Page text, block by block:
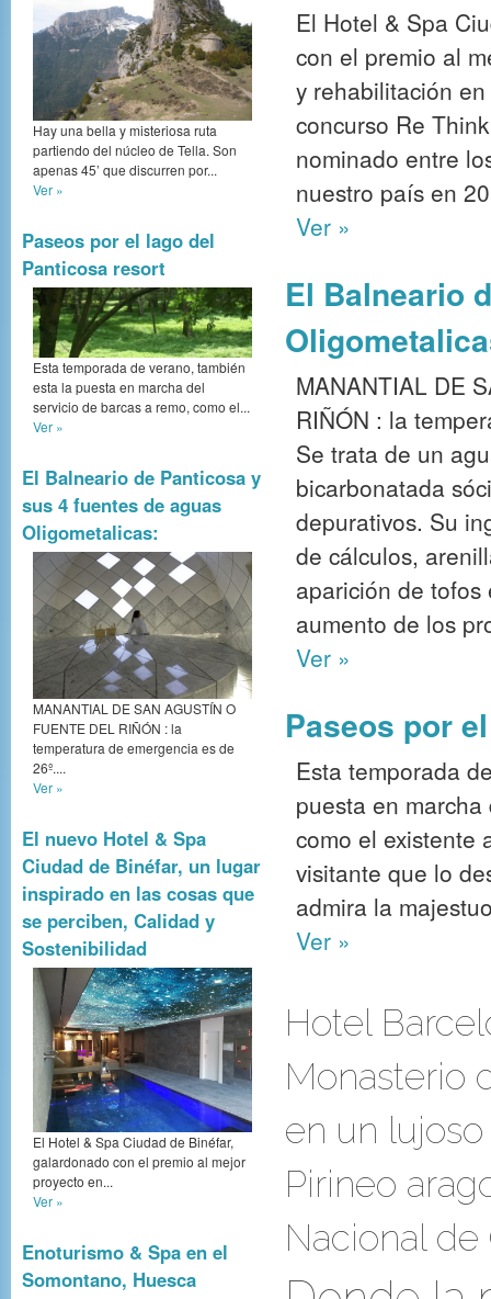
Hay una bella y misteriosa ruta
partiendo del núcleo de Tella. Son
apenas 45’ que discurren por...
Ver »
Paseos por el lago del
Panticosa resort
Esta temporada de verano, también
esta la puesta en marcha del
servicio de barcas a remo, como el...
Ver »
El Balneario de Panticosa y
sus 4 fuentes de aguas
Oligometalicas:
MANANTIAL DE SAN AGUSTÍN O
FUENTE DEL RIÑÓN : la
temperatura de emergencia es de
26º....
Ver »
El nuevo Hotel & Spa
Ciudad de Binéfar, un lugar
inspirado en las cosas que
se perciben, Calidad y
Sostenibilidad
El Hotel & Spa Ciudad de Binéfar,
galardonado con el premio al mejor
proyecto en...
Ver »
Enoturismo & Spa en el
Somontano, Huesca
El Hotel & Spa
con el premio al
y rehabilitación
concurso Re
nominado entre
nuestro país en
Ver »
El Balneario
MANANTIAL DE
RIÑÓN : la
Se trata de un
bicarbonatada
depurativos. Su
de cálculos,
aparición de
aumento de los
Ver »
Paseos por
Esta temporada
puesta en
como el existente
visitante que lo
admira la
Ver »
Hotel
Monasterio
en un
Pirineo
Nacional de